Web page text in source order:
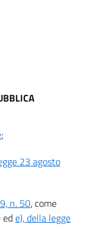
;
23 agosto
n. 50, come
ede), della legge